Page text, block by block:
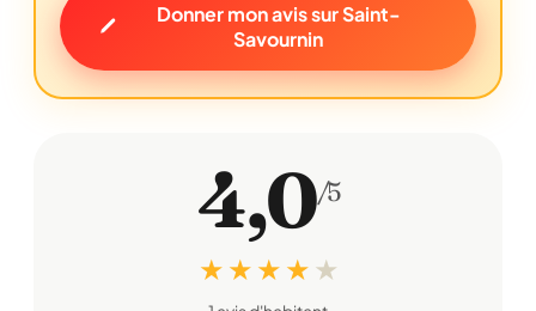
Donner mon avis sur Saint-
Savournin
4,0/5
★ ★ ★ ★ ★